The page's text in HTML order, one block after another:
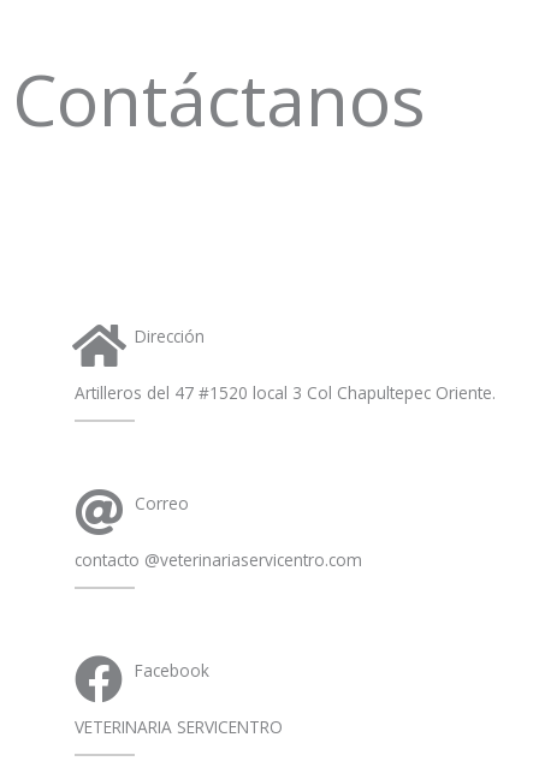
Contáctanos
Dirección
Artilleros del 47 #1520 local 3 Col Chapultepec Oriente.
Correo
contacto @veterinariaservicentro.com
Facebook
VETERINARIA SERVICENTRO